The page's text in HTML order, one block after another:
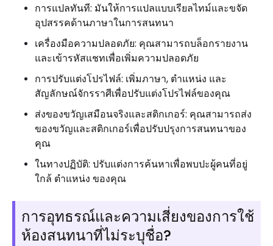
การแปลทันที: มันให้การแปลแบบเรียลไทม์และขจัด
อุปสรรคด้านภาษาในการสนทนา
เครื่องมือความปลอดภัย: คุณสามารถบล็อกรายงาน
และเข้ารหัสแชทเพื่อเพิ่มความปลอดภัย
การปรับแต่งโปรไฟล์: เพิ่มภาษา, ตำแหน่ง และ
สัญลักษณ์จักรราศีเพื่อปรับแต่งโปรไฟล์ของคุณ
ส่งของขวัญเสมือนจริงและสติกเกอร์: คุณสามารถส่ง
ของขวัญและสติกเกอร์เพื่อปรับปรุงการสนทนาของ
คุณ
ในทางปฏิบัติ: ปรับแต่งการค้นหาเพื่อพบปะผู้คนที่อยู่
ใกล้ ตำแหน่ง ของคุณ
การอุทธรณ์และความเสี่ยงของการใช้
ห้องสนทนาที่ไม่ระบุชื่อ?